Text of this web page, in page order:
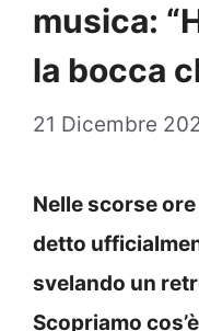
musica:
la bocca
21 Dicembre
Nelle scorse
detto
svelando un
Scopriamo